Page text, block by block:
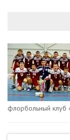
флорбольный клуб